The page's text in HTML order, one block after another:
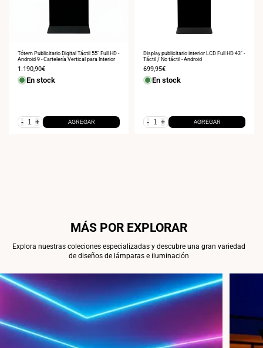
Tótem Publicitario Digital Táctil 55" Full HD -
Android 9 - Cartelería Vertical para Interior
Precio
de
venta
1.190,90€
En stock
- + AGREGAR
Display publicitario interior LCD Full HD 43" -
Táctil / No táctil - Android
Precio
de
venta
699,95€
En stock
- + AGREGAR
MÁS POR EXPLORAR
Explora nuestras coleciones especializadas y descubre una gran variedad
de diseños de lámparas e iluminación